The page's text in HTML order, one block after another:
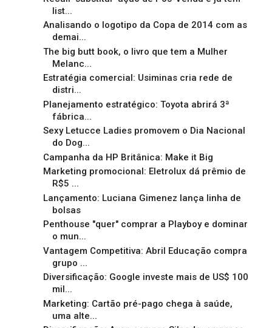
list...
Analisando o logotipo da Copa de 2014 com as
demai...
The big butt book, o livro que tem a Mulher
Melanc...
Estratégia comercial: Usiminas cria rede de
distri...
Planejamento estratégico: Toyota abrirá 3ª
fábrica...
Sexy Letucce Ladies promovem o Dia Nacional
do Dog...
Campanha da HP Britânica: Make it Big
Marketing promocional: Eletrolux dá prêmio de
R$5 ...
Lançamento: Luciana Gimenez lança linha de
bolsas
Penthouse "quer" comprar a Playboy e dominar
o mun...
Vantagem Competitiva: Abril Educação compra
grupo ...
Diversificação: Google investe mais de US$ 100
mil...
Marketing: Cartão pré-pago chega à saúde,
uma alte...